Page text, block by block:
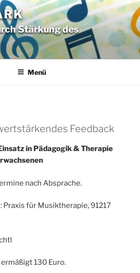
Stärkung des
Menü
Feedback
in Pädagogik & Therapie
nach Absprache.
für Musiktherapie, 91217
130 Euro.